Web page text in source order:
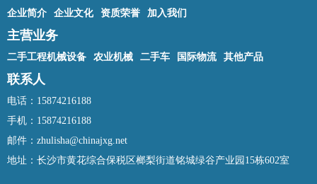
企业简介 企业文化 资质荣誉 加入我们
主营业务
二手工程机械设备 农业机械 二手车 国际物流 其他产品
联系人
电话：15874216188
手机：15874216188
邮件：zhulisha@chinajxg.net
地址：长沙市黄花综合保税区榔梨街道铭城绿谷产业园15栋602室